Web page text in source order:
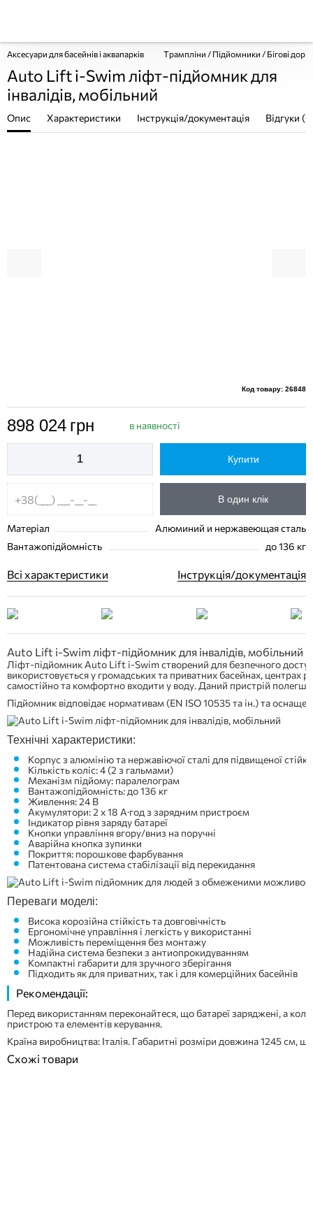
Аксесуари для басейнів і аквапарків Трампліни / Підйомники / Бігові
Auto Lift i-Swim ліфт-підйомник для
інвалідів, мобільний
Опис Характеристики Інструкція/документація Відгуки
Код товару: 26848
898 024 грн в наявності
Купити
В один клік
Матеріал
Алюминий и нержавеющая сталь
Вантажопідйомність
до 136 кг
Всі характеристики Інструкція/документація
Auto Lift i-Swim ліфт-підйомник для інвалідів, мобільний
Ліфт-підйомник Auto Lift i-Swim створений для безпечного
використовується у громадських та приватних басейнах, центрах
самостійно та комфортно входити у воду. Даний пристрій
Підйомник відповідає нормативам (EN ISO 10535 та ін.) та
Технічні характеристики:
Корпус з алюмінію та нержавіючої сталі для підвищеної
Кількість коліс: 4 (2 з гальмами)
Механізм підйому: паралелограм
Вантажопідйомність: до 136 кг
Живлення: 24 В
Акумулятори: 2 х 18 А·год з зарядним пристроєм
Індикатор рівня заряду батареї
Кнопки управління вгору/вниз на поручні
Аварійна кнопка зупинки
Покриття: порошкове фарбування
Патентована система стабілізації від перекидання
Переваги моделі:
Висока корозійна стійкість та довговічність
Ергономічне управління і легкість у використанні
Можливість переміщення без монтажу
Надійна система безпеки з антиопрокидуванням
Компактні габарити для зручного зберігання
Підходить як для приватних, так і для комерційних басейнів
Рекомендації:
Перед використанням переконайтеся, що батареї заряджені, а
пристрою та елементів керування.
Країна виробництва: Італія. Габаритні розміри довжина 1245 см,
Схожі товари